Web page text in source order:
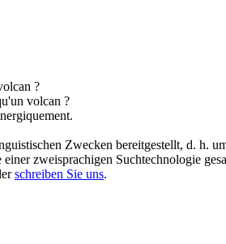
?
volcan ?
Zwecken bereitgestellt, d. h.
zweisprachigen Suchtechnologie
schreiben Sie uns.